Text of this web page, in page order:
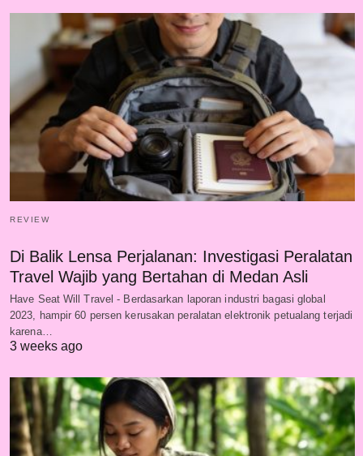
REVIEW
Di Balik Lensa Perjalanan: Investigasi Peralatan
Travel Wajib yang Bertahan di Medan Asli
Have Seat Will Travel - Berdasarkan laporan industri bagasi global
2023, hampir 60 persen kerusakan peralatan elektronik petualang terjadi
karena…
3 weeks ago